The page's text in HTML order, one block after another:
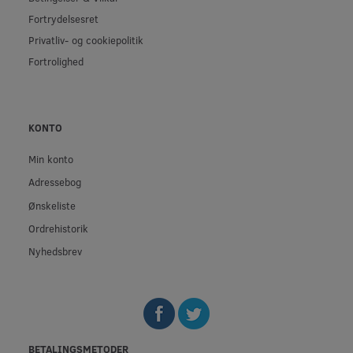
Fortrydelsesret
Privatliv- og cookiepolitik
Fortrolighed
KONTO
Min konto
Adressebog
Ønskeliste
Ordrehistorik
Nyhedsbrev
BETALINGSMETODER